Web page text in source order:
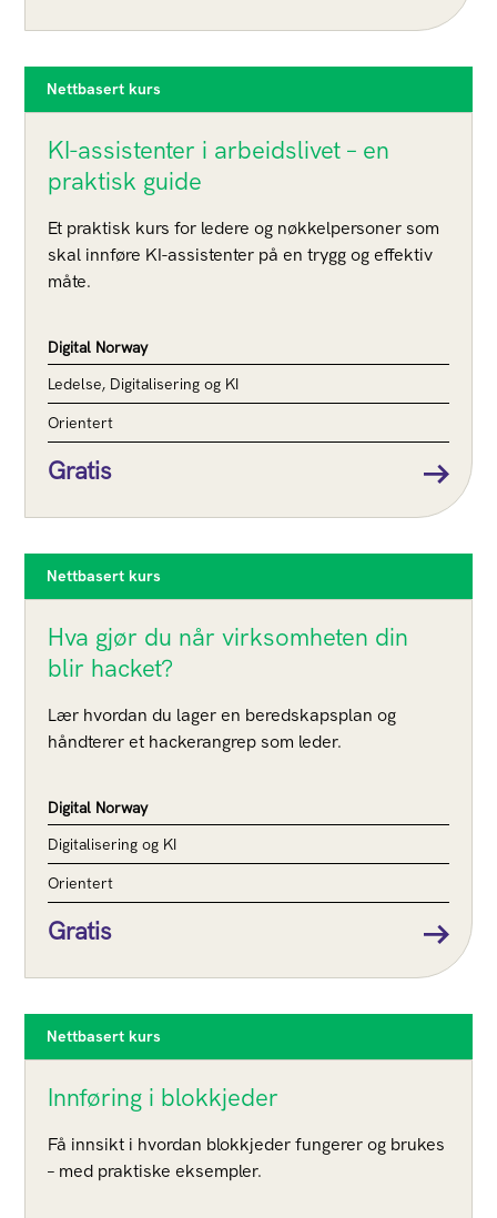
Nettbasert kurs
KI-assistenter i arbeidslivet – en
praktisk guide
Et praktisk kurs for ledere og nøkkelpersoner som
skal innføre KI-assistenter på en trygg og effektiv
måte.
Digital Norway
Ledelse, Digitalisering og KI
Orientert
Gratis
Nettbasert kurs
Hva gjør du når virksomheten din
blir hacket?
Lær hvordan du lager en beredskapsplan og
håndterer et hackerangrep som leder.
Digital Norway
Digitalisering og KI
Orientert
Gratis
Nettbasert kurs
Innføring i blokkjeder
Få innsikt i hvordan blokkjeder fungerer og brukes
– med praktiske eksempler.